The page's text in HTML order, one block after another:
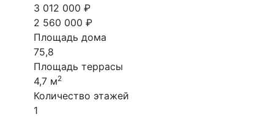
3 012 000 ₽
2 560 000 ₽
Площадь дома
75,8
Площадь террасы
4,7 м2
Количество этажей
1